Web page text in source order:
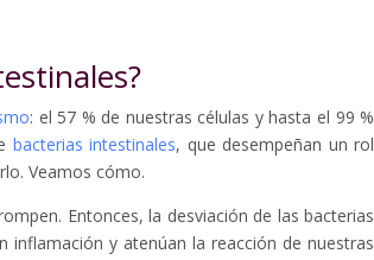
: el 57 % de nuestras células y hasta el 99 %
bacterias intestinales, que desempeñan un rol
Veamos cómo.
Entonces, la desviación de las bacterias
y atenúan la reacción de nuestras